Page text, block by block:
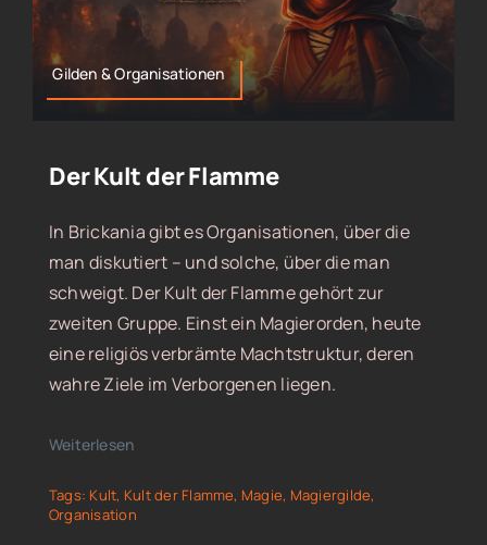
Gilden & Organisationen
Der Kult der Flamme
In Brickania gibt es Organisationen, über die
man diskutiert – und solche, über die man
schweigt. Der Kult der Flamme gehört zur
zweiten Gruppe. Einst ein Magierorden, heute
eine religiös verbrämte Machtstruktur, deren
wahre Ziele im Verborgenen liegen.
Weiterlesen
Tags: Kult, Kult der Flamme, Magie, Magiergilde,
Organisation